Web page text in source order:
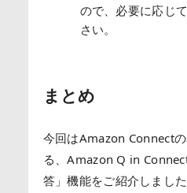
ので、必要に応じ
さい。
まとめ
今回はAmazon Connect
る、Amazon Q in
答」機能をご紹介しまし